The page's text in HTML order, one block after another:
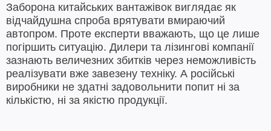
Заборона китайських вантажівок виглядає як
відчайдушна спроба врятувати вмираючий
автопром. Проте експерти вважають, що це лише
погіршить ситуацію. Дилери та лізингові компанії
зазнають величезних збитків через неможливість
реалізувати вже завезену техніку. А російські
виробники не здатні задовольнити попит ні за
кількістю, ні за якістю продукції.